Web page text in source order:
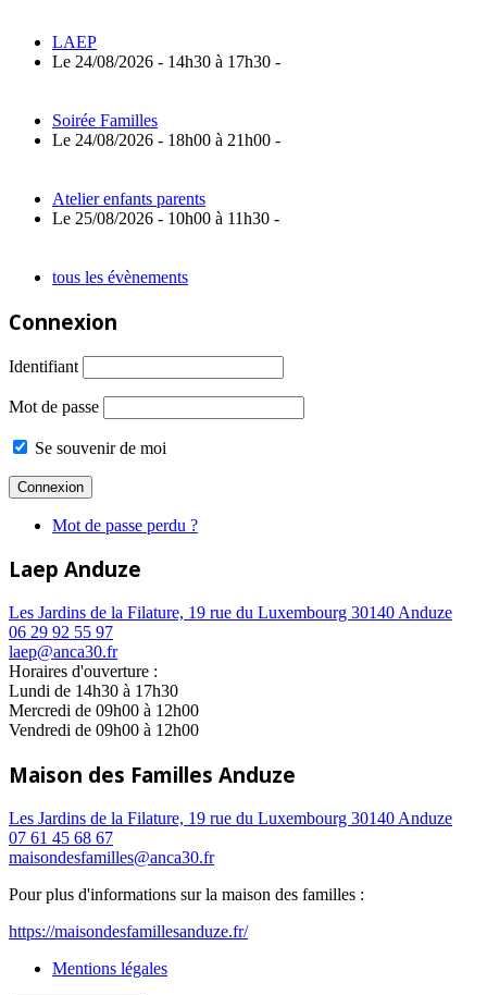
LAEP
Le 24/08/2026 - 14h30 à 17h30 -
Soirée Familles
Le 24/08/2026 - 18h00 à 21h00 -
Atelier enfants parents
Le 25/08/2026 - 10h00 à 11h30 -
tous les évènements
Connexion
Identifiant
Mot de passe
Se souvenir de moi
Mot de passe perdu ?
Laep Anduze
Les Jardins de la Filature, 19 rue du Luxembourg 30140 Anduze
06 29 92 55 97
laep@anca30.fr
Horaires d'ouverture :
Lundi de 14h30 à 17h30
Mercredi de 09h00 à 12h00
Vendredi de 09h00 à 12h00
Maison des Familles Anduze
Les Jardins de la Filature, 19 rue du Luxembourg 30140 Anduze
07 61 45 68 67
maisondesfamilles@anca30.fr
Pour plus d'informations sur la maison des familles :
https://maisondesfamillesanduze.fr/
Mentions légales